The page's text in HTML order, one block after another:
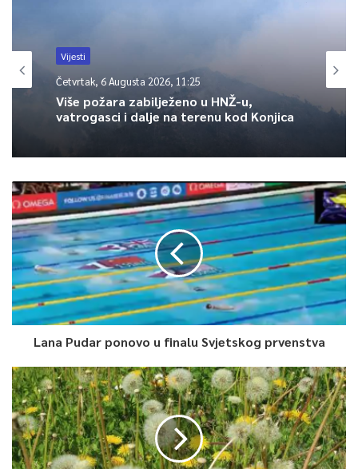
Vijesti
Četvrtak, 6 Augusta 2026, 11:25
Više požara zabilježeno u HNŽ-u,
vatrogasci i dalje na terenu kod Konjica
Lana Pudar ponovo u finalu Svjetskog prvenstva